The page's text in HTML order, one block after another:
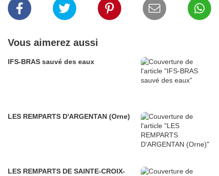
Vous aimerez aussi
IFS-BRAS sauvé des eaux
LES REMPARTS D'ARGENTAN (Orne)
LES REMPARTS DE SAINTE-CROIX-